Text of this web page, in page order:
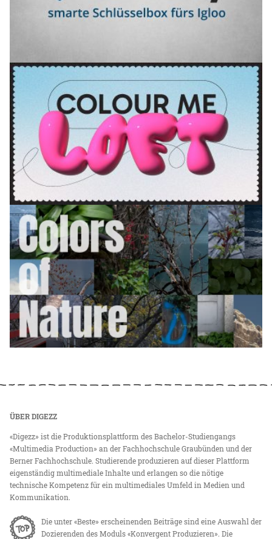
ÜBER DIGEZZ
«Digezz» ist die Produktionsplattform des Bachelor-Studiengangs
«Multimedia Production» an der Fachhochschule Graubünden und der
Berner Fachhochschule. Studierende produzieren auf dieser Plattform
eigenständig multimediale Inhalte und erlangen so die nötige
technische Kompetenz für ein multimediales Umfeld in Medien und
Kommunikation.
Die unter «Beste» erscheinenden Beiträge sind eine Auswahl der
Dozierenden des Moduls «Konvergent Produzieren». Die